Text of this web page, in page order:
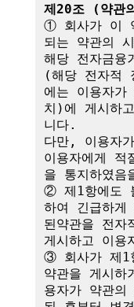
제20조 (약관
① 회사가 이
되는 약관의
해당 전자금융
(해당 전자적
에는 이용자
치)에 게시하
니다.
다만, 이용자
이용자에게 적
을 통지하였
② 제1항에도
하여 긴급하게
된약관을 전
게시하고 이용
③ 회사가 제1
약관을 게시하
용자가 약관의